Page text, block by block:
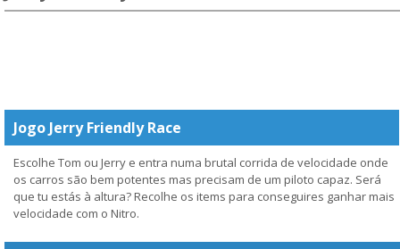
Jogo Jerry Friendly Race
Escolhe Tom ou Jerry e entra numa brutal corrida de velocidade onde
os carros são bem potentes mas precisam de um piloto capaz. Será
que tu estás à altura? Recolhe os items para conseguires ganhar mais
velocidade com o Nitro.